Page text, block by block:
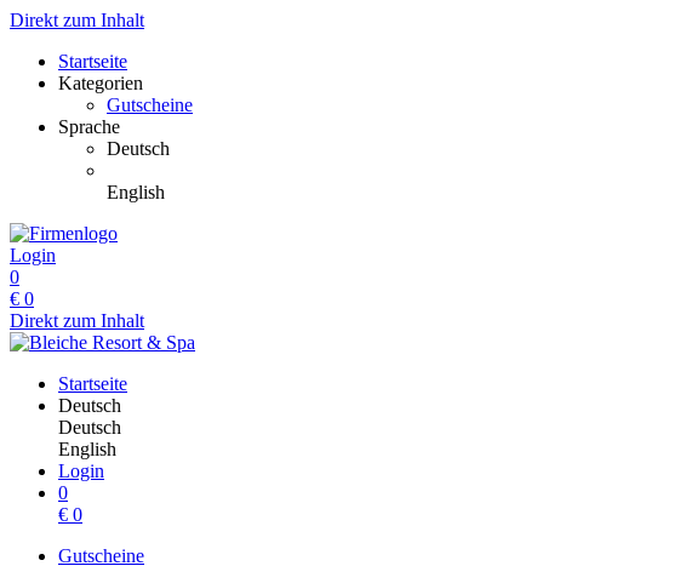
Direkt zum Inhalt
Startseite
Kategorien
Gutscheine
Sprache
Deutsch
English
Login
0
€ 0
Direkt zum Inhalt
Startseite
Deutsch
Deutsch
English
Login
0
€ 0
Gutscheine